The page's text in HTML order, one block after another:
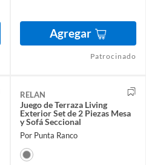
Agregar
Patrocinado
RELAN
Juego de Terraza Living
Exterior Set de 2 Piezas Mesa
y Sofá Seccional
Por Punta Ranco